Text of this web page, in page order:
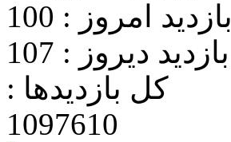
بازدید امروز : 100
بازدید دیروز : 107
کل بازدیدها :
1097610